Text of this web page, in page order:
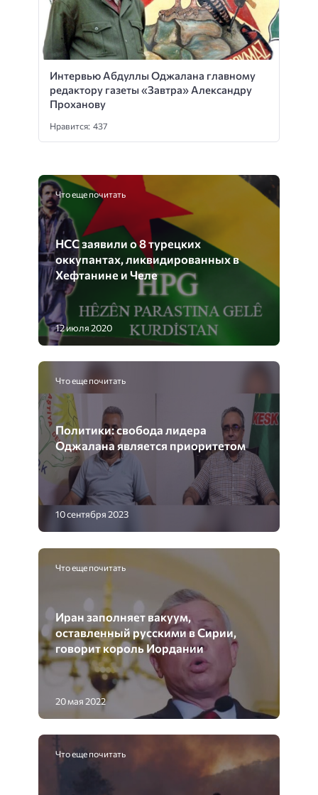
Интервью Абдуллы Оджалана главному
редактору газеты «Завтра» Александру
Проханову
Нравится: 437
Что еще почитать
НСС заявили о 8 турецких
оккупантах, ликвидированных в
Хефтанине и Челе
12 июля 2020
Что еще почитать
Политики: свобода лидера
Оджалана является приоритетом
10 сентября 2023
Что еще почитать
Иран заполняет вакуум,
оставленный русскими в Сирии,
говорит король Иордании
20 мая 2022
Что еще почитать